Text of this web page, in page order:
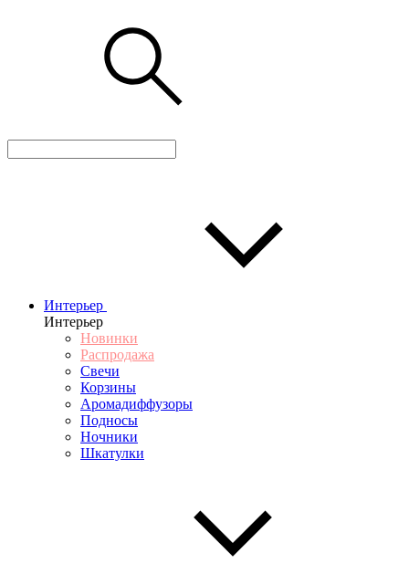
Интерьер
Интерьер
Новинки
Распродажа
Свечи
Корзины
Аромадиффузоры
Подносы
Ночники
Шкатулки